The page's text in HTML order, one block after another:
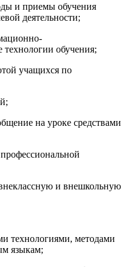
и приемы обучения
деятельности;
обучения;
учащихся по
на уроке средствами
и внешкольную
технологиями, методами
языкам;